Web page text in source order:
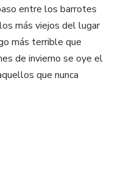
entre los barrotes
más viejos del lugar
más terrible que
de invierno se oye el
que nunca